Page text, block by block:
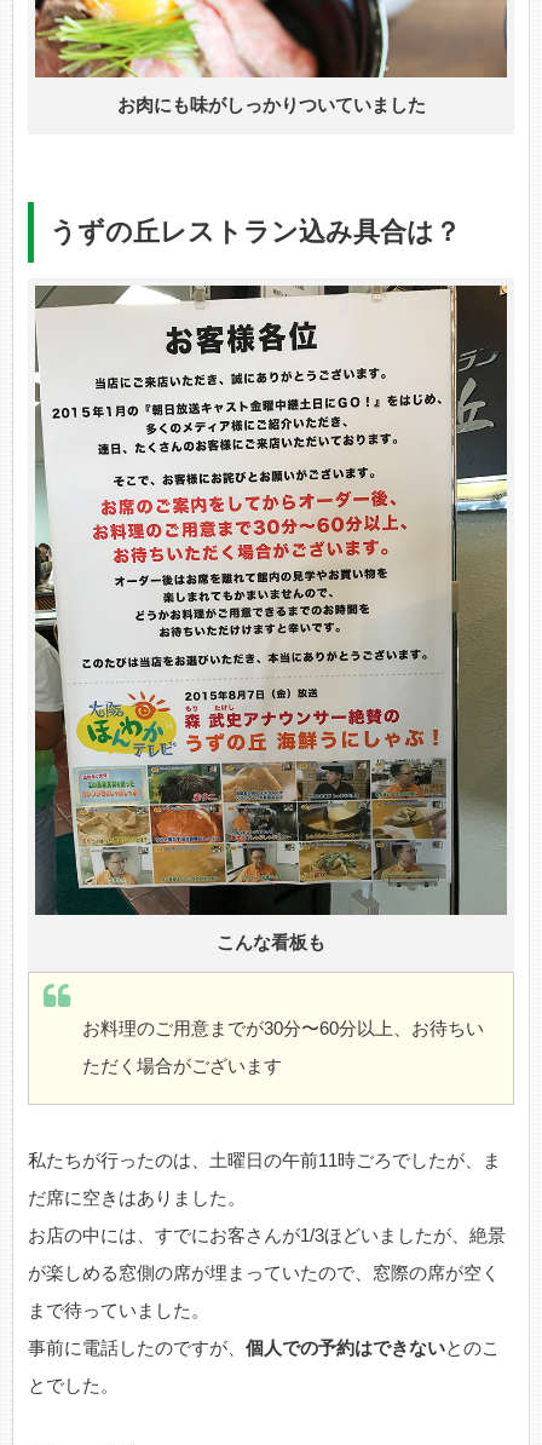
お肉にも味がしっかりついていました
うずの丘レストラン込み具合は？
こんな看板も
お料理のご用意までが30分〜60分以上、お待ちい
ただく場合がございます
私たちが行ったのは、土曜日の午前11時ごろでしたが、ま
だ席に空きはありました。
お店の中には、すでにお客さんが1/3ほどいましたが、絶景
が楽しめる窓側の席が埋まっていたので、窓際の席が空く
まで待っていました。
事前に電話したのですが、 個人での予約はできないとのこ
とでした。